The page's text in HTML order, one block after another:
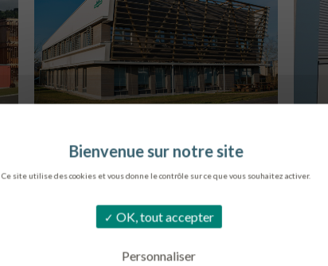
Ce site utilise des cookies et vous donne le contrôle sur ce que vous souhaitez activer.
OK, tout accepter
Personnaliser